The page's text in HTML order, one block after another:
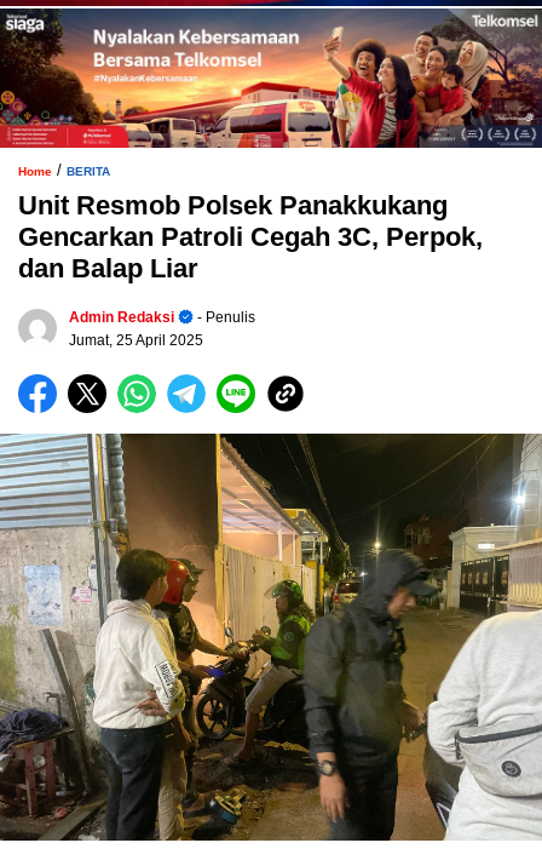
Home / BERITA
Unit Resmob Polsek Panakkukang
Gencarkan Patroli Cegah 3C, Perpok,
dan Balap Liar
Admin Redaksi
- Penulis
Jumat, 25 April 2025